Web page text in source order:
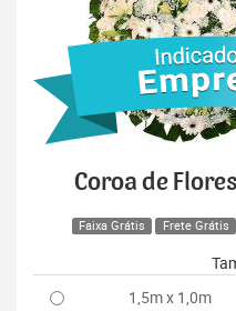
Coroa de
Faixa Grátis Frete Grátis
1,5m x 1,0m